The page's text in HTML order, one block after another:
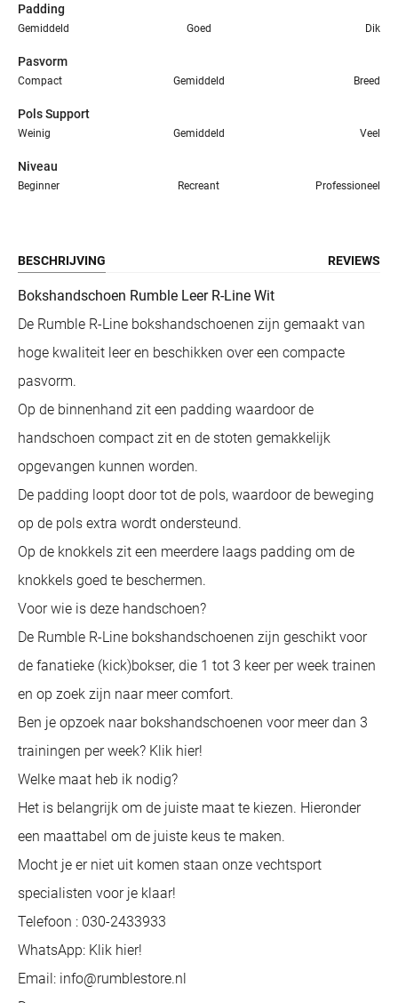
Padding
Gemiddeld Goed Dik
Pasvorm
Compact Gemiddeld Breed
Pols Support
Weinig Gemiddeld Veel
Niveau
Beginner Recreant Professioneel
BESCHRIJVING REVIEWS
Bokshandschoen Rumble Leer R-Line Wit
De Rumble R-Line bokshandschoenen zijn gemaakt van
hoge kwaliteit leer en beschikken over een compacte
pasvorm.
Op de binnenhand zit een padding waardoor de
handschoen compact zit en de stoten gemakkelijk
opgevangen kunnen worden.
De padding loopt door tot de pols, waardoor de beweging
op de pols extra wordt ondersteund.
Op de knokkels zit een meerdere laags padding om de
knokkels goed te beschermen.
Voor wie is deze handschoen?
De Rumble R-Line bokshandschoenen zijn geschikt voor
de fanatieke (kick)bokser, die 1 tot 3 keer per week trainen
en op zoek zijn naar meer comfort.
Ben je opzoek naar bokshandschoenen voor meer dan 3
trainingen per week? Klik hier!
Welke maat heb ik nodig?
Het is belangrijk om de juiste maat te kiezen. Hieronder
een maattabel om de juiste keus te maken.
Mocht je er niet uit komen staan onze vechtsport
specialisten voor je klaar!
Telefoon : 030-2433933
WhatsApp: Klik hier!
Email: info@rumblestore.nl